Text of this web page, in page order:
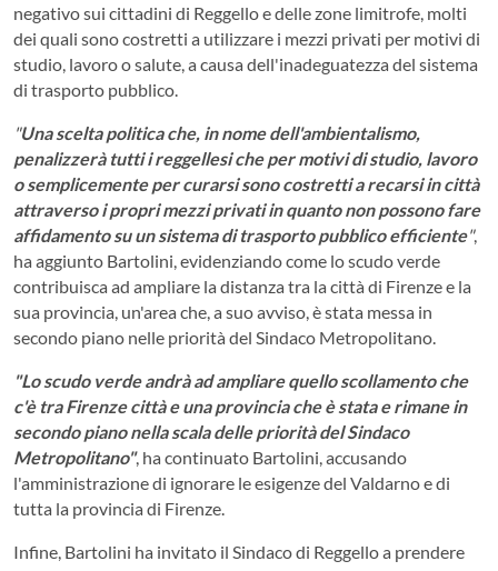
negativo sui cittadini di Reggello e delle zone limitrofe, molti
dei quali sono costretti a utilizzare i mezzi privati per motivi di
studio, lavoro o salute, a causa dell'inadeguatezza del sistema
di trasporto pubblico.
"Una scelta politica che, in nome dell'ambientalismo,
penalizzerà tutti i reggellesi che per motivi di studio, lavoro
o semplicemente per curarsi sono costretti a recarsi in città
attraverso i propri mezzi privati in quanto non possono fare
affidamento su un sistema di trasporto pubblico efficiente",
ha aggiunto Bartolini, evidenziando come lo scudo verde
contribuisca ad ampliare la distanza tra la città di Firenze e la
sua provincia, un'area che, a suo avviso, è stata messa in
secondo piano nelle priorità del Sindaco Metropolitano.
"Lo scudo verde andrà ad ampliare quello scollamento che
c'è tra Firenze città e una provincia che è stata e rimane in
secondo piano nella scala delle priorità del Sindaco
Metropolitano", ha continuato Bartolini, accusando
l'amministrazione di ignorare le esigenze del Valdarno e di
tutta la provincia di Firenze.
Infine, Bartolini ha invitato il Sindaco di Reggello a prendere